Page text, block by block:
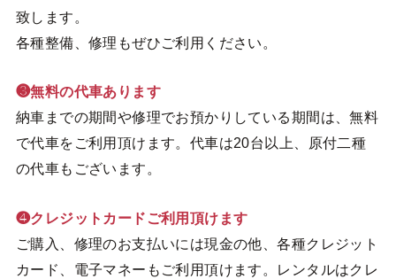
致します。
各種整備、修理もぜひご利用ください。
❸無料の代車あります
納車までの期間や修理でお預かりしている期間は、無料
で代車をご利用頂けます。代車は20台以上、原付二種
の代車もございます。
❹クレジットカードご利用頂けます
ご購入、修理のお支払いには現金の他、各種クレジット
カード、電子マネーもご利用頂けます。レンタルはクレ